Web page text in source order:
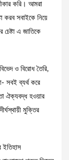
করি। আমরা
করব সবাইকে নিয়ে
এ জাতিকে
ও বিরোধ তৈরি,
সবই ব্যর্থ করে
ঐক্যবদ্ধ হওয়ার
মুক্তির
ইতিহাস